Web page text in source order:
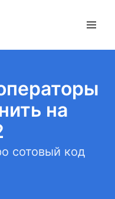
на
сотовый код